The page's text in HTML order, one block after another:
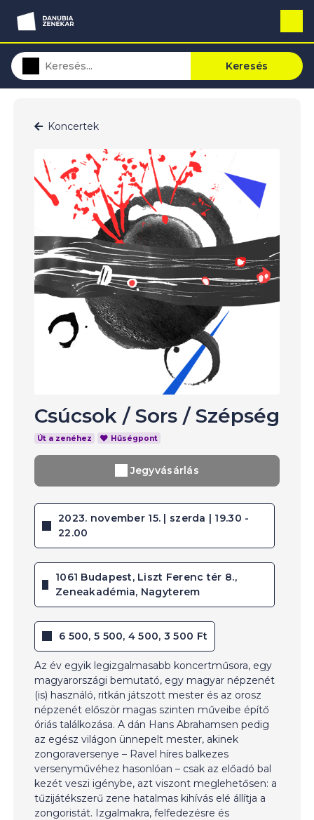
Keresés
Koncertek
Csúcsok /Sors /Szépség
Út a zenéhez Hűségpont
Jegyvásárlás
2023. november 15. | szerda | 19.30 -
22.00
1061 Budapest, Liszt Ferenc tér 8.,
Zeneakadémia, Nagyterem
6 500, 5 500, 4 500, 3 500 Ft
Az év egyik legizgalmasabb koncertműsora, egy
magyarországi bemutató, egy magyar népzenét
(is) használó, ritkán játszott mester és az orosz
népzenét először magas szinten műveibe építő
óriás találkozása. A dán Hans Abrahamsen pedig
az egész világon ünnepelt mester, akinek
zongoraversenye – Ravel híres balkezes
versenyművéhez hasonlóan – csak az előadó bal
kezét veszi igénybe, azt viszont meglehetősen: a
tűzijátékszerű zene hatalmas kihívás elé állítja a
zongoristát. Izgalmakra, felfedezésre és